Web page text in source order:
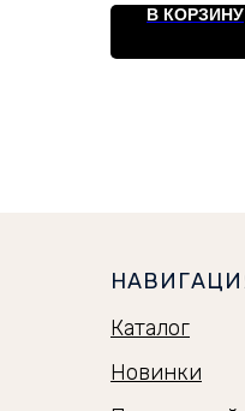
В КОРЗИНУ
Каталог
Новинки